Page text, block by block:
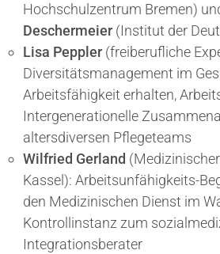
Hochschulzentrum Bremen)
Deschermeier(Institut der
Lisa Peppler(freiberufliche
Diversitätsmanagement im
Arbeitsfähigkeit erhalten,
Intergenerationelle
altersdiversen Pflegeteams
Wilfried Gerland
Kassel): Arbeitsunfähigkeits-
den Medizinischen Dienst im
Kontrollinstanz zum
Integrationsberater